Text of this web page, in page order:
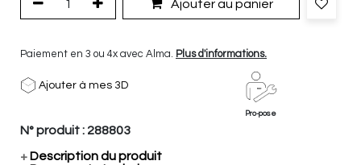
Ajouter au panier
Paiement en 3 ou 4x avec Alma. Plus d'informations.
Ajouter à mes 3D
Pro-pose
N° produit : 288803
+ Description du produit